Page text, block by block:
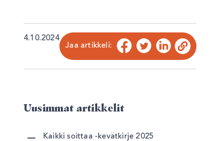
4.10.2024
Jaa artikkeli:
Facebook
TwitterLinkedIn
Kopioi
Uusimmat artikkelit
Kaikki soittaa -kevätkirje 2025